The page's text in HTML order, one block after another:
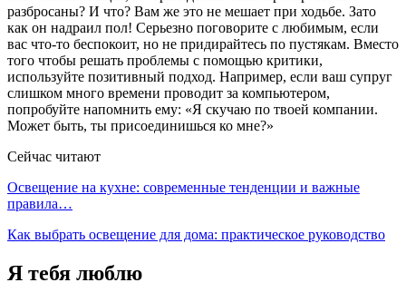
разбросаны? И что? Вам же это не мешает при ходьбе. Зато
как он надраил пол! Серьезно поговорите с любимым, если
вас что-то беспокоит, но не придирайтесь по пустякам. Вместо
того чтобы решать проблемы с помощью критики,
используйте позитивный подход. Например, если ваш супруг
слишком много времени проводит за компьютером,
попробуйте напомнить ему: «Я скучаю по твоей компании.
Может быть, ты присоединишься ко мне?»
Сейчас читают
Освещение на кухне: современные тенденции и важные
правила…
Как выбрать освещение для дома: практическое руководство
Я тебя люблю